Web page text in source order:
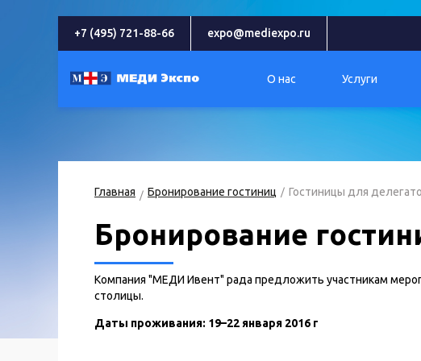
+7 (495) 721-88-66 expo@mediexpo.ru
О нас Услуги
Главная Бронирование гостиниц Гостиницы для
Бронирование
Компания "МЕДИ Ивент" рада предложить участникам
столицы.
Даты проживания: 19–22 января 2016 г